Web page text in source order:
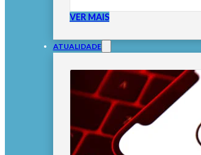
VER MAIS
ATUALIDADE